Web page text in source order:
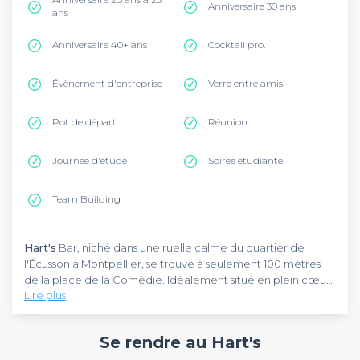
ans
Anniversaire 30 ans
Anniversaire 40+ ans Cocktail pro.
Évènement d'entreprise Verre entre amis
Pot de départ Réunion
Journée d'étude Soirée étudiante
Team Building
Hart's Bar, niché dans une ruelle calme du quartier de
l'Écusson à Montpellier, se trouve à seulement 100 mètres
de la place de la Comédie. Idéalement situé en plein cœur
de ville, ce bar est facilement accessible à pied ou en
tramway. Ce bar accueille vos groupes pour des afterworks,
ambiance conviviale et soignée.
Hart'sBar est un bar à tapas et cocktails créatifs, imaginé
ouverte, invitant à découvrir des tapas gourmet préparés
Lire plus
Se rendre au Hart's